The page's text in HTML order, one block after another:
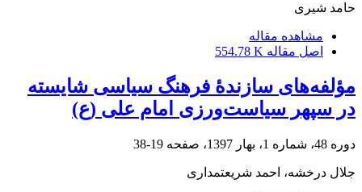
حامد شیری
مشاهده مقاله
اصل مقاله 554.78 K
مؤلفه‌های سازندۀ فرهنگ سیاسی شایسته
در سپهر سیاست‌ورزی امام علی (ع)
دوره 48، شماره 1، بهار 1397، صفحه 19-38
جلال درخشه، احمد شریعتمداری